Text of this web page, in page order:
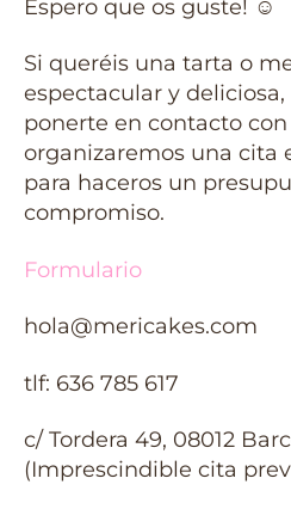
Espero que os guste! ☺️
Si queréis una tarta o
espectacular y
ponerte en contacto
organizaremos una cita
para haceros un
compromiso.
Formulario
hola@mericakes.com
tlf: 636 785 617
c/ Tordera 49, 08012
(Imprescindible cita